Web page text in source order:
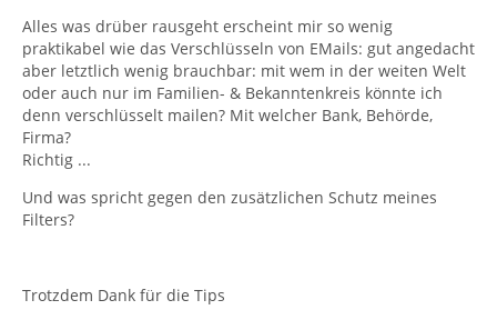
Alles was drüber rausgeht erscheint mir so wenig
praktikabel wie das Verschlüsseln von EMails: gut angedacht
aber letztlich wenig brauchbar: mit wem in der weiten Welt
oder auch nur im Familien- & Bekanntenkreis könnte ich
denn verschlüsselt mailen? Mit welcher Bank, Behörde,
Firma?
Richtig ...
Und was spricht gegen den zusätzlichen Schutz meines
Filters?
Trotzdem Dank für die Tips